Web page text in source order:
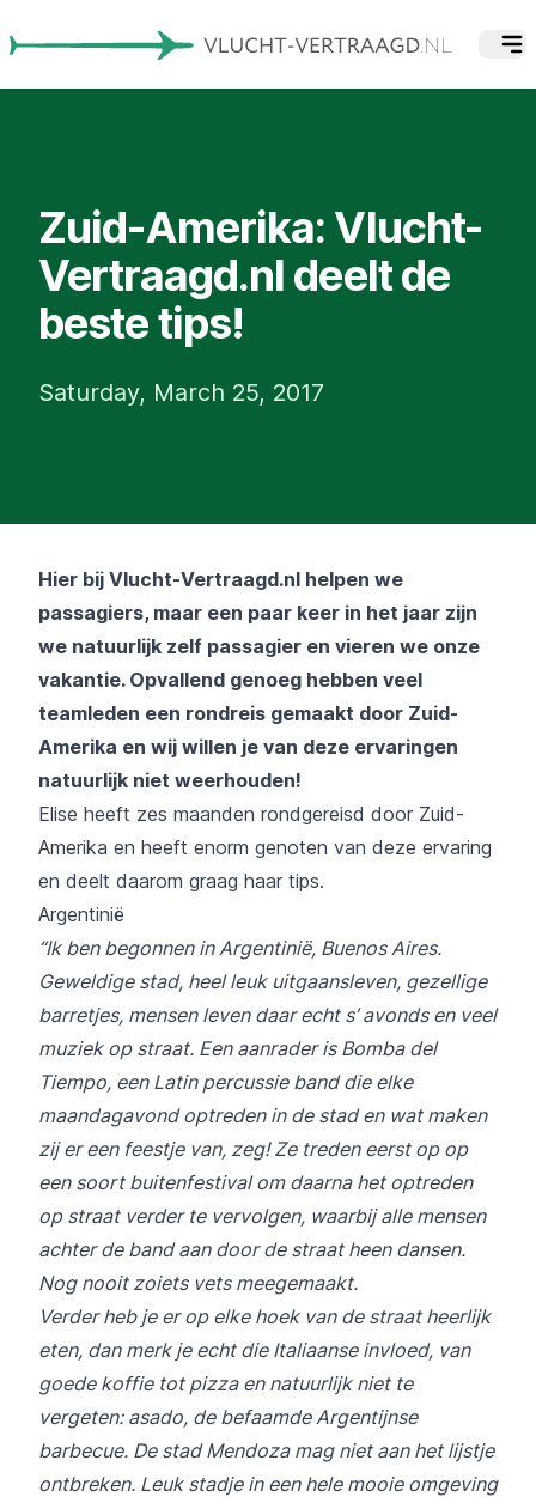
Zuid-Amerika: Vlucht-
Vertraagd.nl deelt de
beste tips!
Saturday, March 25, 2017
Hier bij Vlucht-Vertraagd.nl helpen we
passagiers, maar een paar keer in het jaar zijn
we natuurlijk zelf passagier en vieren we onze
vakantie. Opvallend genoeg hebben veel
teamleden een rondreis gemaakt door Zuid-
Amerika en wij willen je van deze ervaringen
natuurlijk niet weerhouden!
Elise heeft zes maanden rondgereisd door Zuid-
Amerika en heeft enorm genoten van deze ervaring
en deelt daarom graag haar tips.
Argentinië
“Ik ben begonnen in Argentinië, Buenos Aires.
Geweldige stad, heel leuk uitgaansleven, gezellige
barretjes, mensen leven daar echt s’ avonds en veel
muziek op straat. Een aanrader is Bomba del
Tiempo, een Latin percussie band die elke
maandagavond optreden in de stad en wat maken
zij er een feestje van, zeg! Ze treden eerst op op
een soort buitenfestival om daarna het optreden
op straat verder te vervolgen, waarbij alle mensen
achter de band aan door de straat heen dansen.
Nog nooit zoiets vets meegemaakt.
Verder heb je er op elke hoek van de straat heerlijk
eten, dan merk je echt die Italiaanse invloed, van
goede koffie tot pizza en natuurlijk niet te
vergeten: asado, de befaamde Argentijnse
barbecue. De stad Mendoza mag niet aan het lijstje
ontbreken. Leuk stadje in een hele mooie omgeving